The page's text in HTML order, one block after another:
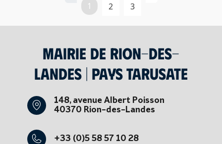
1 2 3
Mairie de Rion-des-
Landes | Pays tarusate
148, avenue Albert Poisson
40370 Rion-des-Landes
+33 (0)5 58 57 10 28